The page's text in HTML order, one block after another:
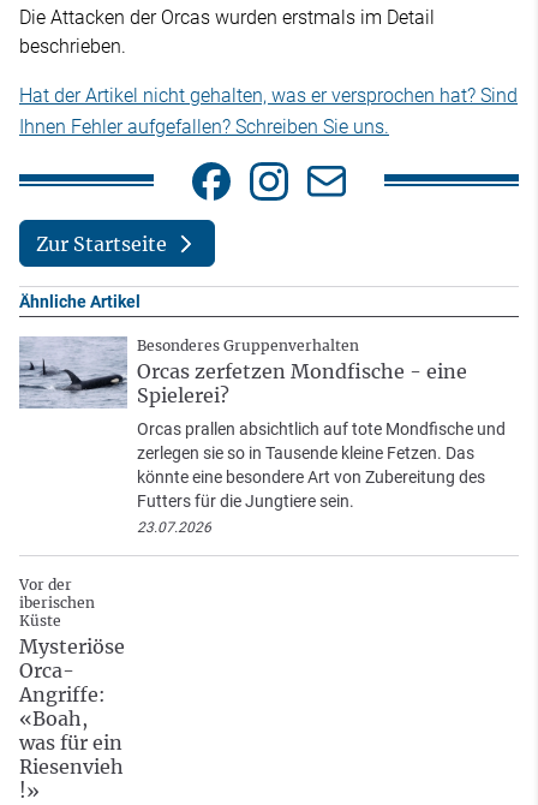
Die Attacken der Orcas wurden erstmals im Detail
beschrieben.
Hat der Artikel nicht gehalten, was er versprochen hat? Sind
Ihnen Fehler aufgefallen? Schreiben Sie uns.
Zur Startseite
Ähnliche Artikel
Besonderes Gruppenverhalten
Orcas zerfetzen Mondfische - eine
Spielerei?
Orcas prallen absichtlich auf tote Mondfische und
zerlegen sie so in Tausende kleine Fetzen. Das
könnte eine besondere Art von Zubereitung des
Futters für die Jungtiere sein.
23.07.2026
Vor der
iberischen
Küste
Mysteriöse
Orca-
Angriffe:
«Boah,
was für ein
Riesenvieh
!»